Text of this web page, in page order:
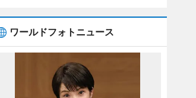
ワールドフォトニュース